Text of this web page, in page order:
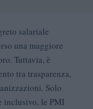
salariale
una maggiore
Tuttavia, è
tra trasparenza,
Solo
inclusivo, le PMI